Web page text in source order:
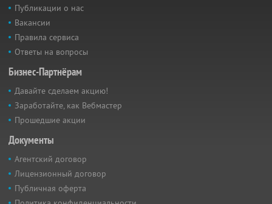
Публикации о нас
Вакансии
Правила сервиса
Ответы на вопросы
Бизнес-Партнёрам
Давайте сделаем акцию!
Заработайте, как Вебмастер
Прошедшие акции
Документы
Агентский договор
Лицензионный договор
Публичная оферта